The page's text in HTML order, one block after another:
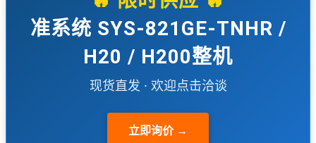
准系统 SYS-821GE-TNHR /
H20 / H200整机
现货直发 · 欢迎点击洽谈
立即询价 →